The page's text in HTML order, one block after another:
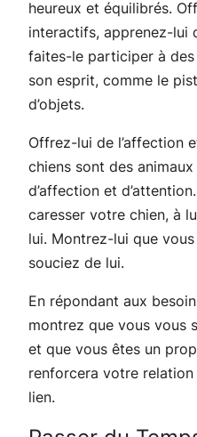
heureux et équilibrés.
interactifs, apprenez-lui
faites-le participer à
son esprit, comme le
d’objets.
Offrez-lui de l’affection
chiens sont des
d’affection et
caresser votre chien, à
lui. Montrez-lui que
souciez de lui.
En répondant aux
montrez que vous vous
et que vous êtes un
renforcera votre
lien.